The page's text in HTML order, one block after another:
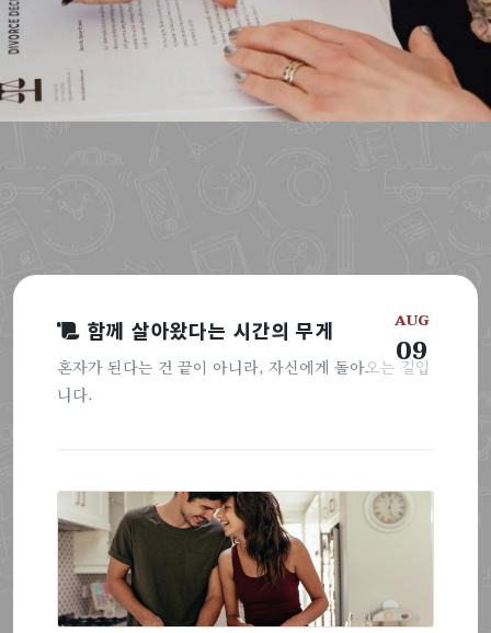
AUG
09
함께 살아왔다는 시간의 무게
혼자가 된다는 건 끝이 아니라, 자신에게 돌아오는 길입
니다.